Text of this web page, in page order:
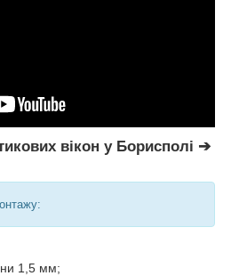
вікон у Борисполі ➔
1,5 мм;